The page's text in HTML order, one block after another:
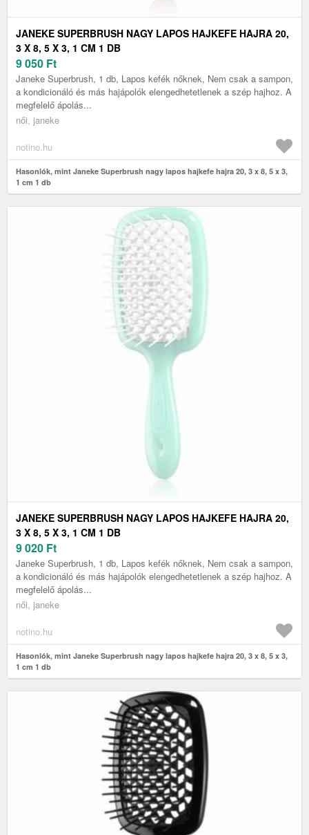
JANEKE SUPERBRUSH NAGY LAPOS HAJKEFE HAJRA 20,
3 X 8, 5 X 3, 1 CM 1 DB
9 050 Ft
Janeke Superbrush, 1 db, Lapos kefék nőknek, Nem csak a sampon,
a kondicionáló és más hajápolók elengedhetetlenek a szép hajhoz. A
megfelelő ápolás...
női, janeke
notino.hu
Hasonlók, mint Janeke Superbrush nagy lapos hajkefe hajra 20, 3 x 8, 5 x 3,
1 cm 1 db
JANEKE SUPERBRUSH NAGY LAPOS HAJKEFE HAJRA 20,
3 X 8, 5 X 3, 1 CM 1 DB
9 020 Ft
Janeke Superbrush, 1 db, Lapos kefék nőknek, Nem csak a sampon,
a kondicionáló és más hajápolók elengedhetetlenek a szép hajhoz. A
megfelelő ápolás...
női, janeke
notino.hu
Hasonlók, mint Janeke Superbrush nagy lapos hajkefe hajra 20, 3 x 8, 5 x 3,
1 cm 1 db